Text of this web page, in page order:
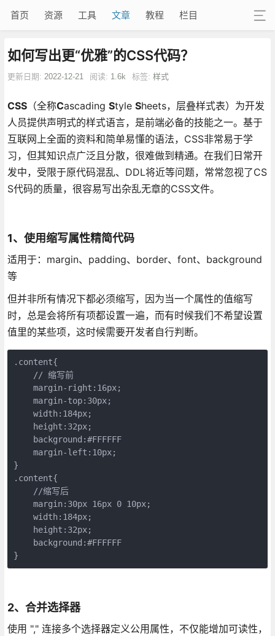
首页 资源 工具 文章 教程 栏目
如何写出更“优雅”的CSS代码？
更新日期: 2022-12-21 阅读: 1.6k 标签: 样式
CSS（全称Cascading Style Sheets，层叠样式表）为开发
人员提供声明式的样式语言，是前端必备的技能之一。基于
互联网上全面的资料和简单易懂的语法，CSS非常易于学
习，但其知识点广泛且分散，很难做到精通。在我们日常开
发中，受限于原代码混乱、DDL将近等问题，常常忽视了CS
S代码的质量，很容易写出杂乱无章的CSS文件。
1、使用缩写属性精简代码
适用于：margin、padding、border、font、background
等
但并非所有情况下都必须缩写，因为当一个属性的值缩写
时，总是会将所有项都设置一遍，而有时候我们不希望设置
值里的某些项，这时候需要开发者自行判断。
.content{
    // 缩写前
    margin-right:16px;
    margin-top:30px;
    width:184px;
    height:32px;
    background:#FFFFFF
    margin-left:10px;
}
.content{
    //缩写后
    margin:30px 16px 0 10px;
    width:184px;
    height:32px;
    background:#FFFFFF
}
2、合并选择器
使用 "," 连接多个选择器定义公用属性，不仅能增加可读性，